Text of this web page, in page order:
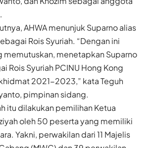
AHWA menunjuk Suparno alias
Rois Syuriah. “Dengan ini
memutuskan, menetapkan Suparno
Rois Syuriah PCINU Hong Kong
2021-2023,” kata Teguh
pimpinan sidang.
itu dilakukan pemilihan Ketua
oleh 50 peserta yang memiliki
Yakni, perwakilan dari 11 Majelis